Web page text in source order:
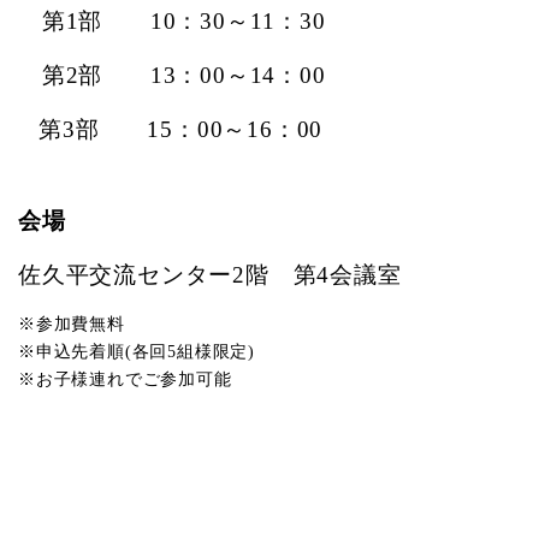
第1部 10：30～11：30
第2部 13：00～14：00
第3部 15：00～16：00
会場
佐久平交流センター2階 第4会議室
※参加費無料
※申込先着順(各回5組様限定)
※お子様連れでご参加可能